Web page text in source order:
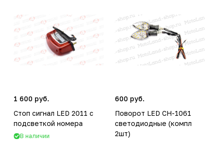
1 600 руб.
Стоп сигнал LED 2011 с
подсветкой номера
В наличии
600 руб.
Поворот LED CH-1061
светодиодные (компл
2шт)